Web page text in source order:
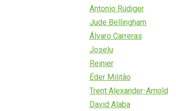
Antonio Rüdiger
Jude Bellingham
Álvaro Carreras
Joselu
Reinier
Éder Militão
Trent Alexander-Arnold
David Alaba